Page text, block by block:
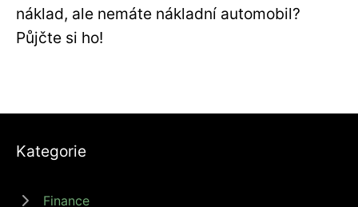
náklad, ale nemáte nákladní automobil?
Půjčte si ho!
Kategorie
Finance